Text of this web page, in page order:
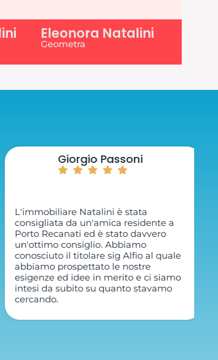
Eleonora Natalini
Geometra
Giorgio Passoni
L'immobiliare Natalini è stata
consigliata da un'amica residente a
Porto Recanati ed è stato davvero
un'ottimo consiglio. Abbiamo
conosciuto il titolare sig Alfio al quale
abbiamo prospettato le nostre
esigenze ed idee in merito e ci siamo
intesi da subito su quanto stavamo
cercando.